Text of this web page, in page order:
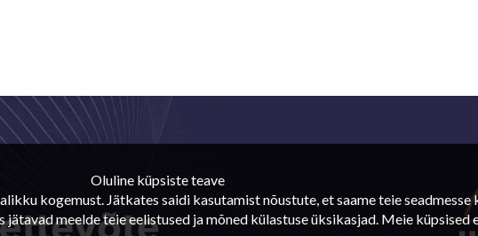
Oluline küpsiste teave
kogemust. Jätkates saidi kasutamist nõustute, et saame teie seadmesse
meelde teie eelistused ja mõned külastuse üksikasjad. Meie